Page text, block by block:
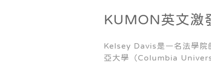
KUMON英文激
熱愛
Kelsey Davis是一名法學院
亞大學（Columbia